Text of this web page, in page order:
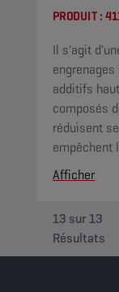
PRODUIT :
Il s'agit
additifs
composés
réduisent
empêchent
Afficher
13 sur13
Résultats